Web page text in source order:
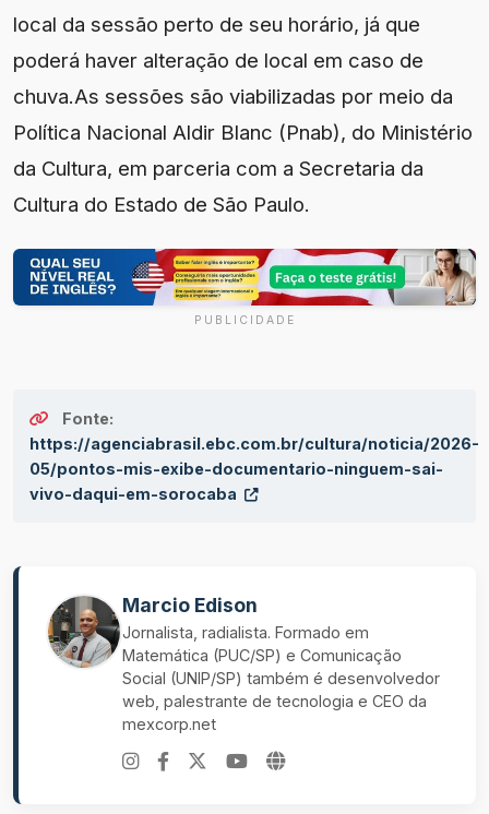
local da sessão perto de seu horário, já que
poderá haver alteração de local em caso de
chuva.As sessões são viabilizadas por meio da
Política Nacional Aldir Blanc (Pnab), do Ministério
da Cultura, em parceria com a Secretaria da
Cultura do Estado de São Paulo.
PUBLICIDADE
Fonte:
https://agenciabrasil.ebc.com.br/cultura/noticia/2026-
05/pontos-mis-exibe-documentario-ninguem-sai-
vivo-daqui-em-sorocaba
Marcio Edison
Jornalista, radialista. Formado em
Matemática (PUC/SP) e Comunicação
Social (UNIP/SP) também é desenvolvedor
web, palestrante de tecnologia e CEO da
mexcorp.net